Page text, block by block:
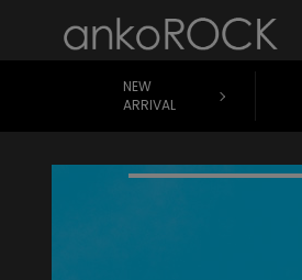
NEW
ARRIVAL